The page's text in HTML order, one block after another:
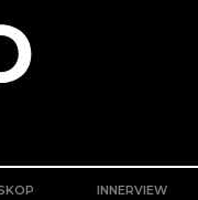
INNERVIEW